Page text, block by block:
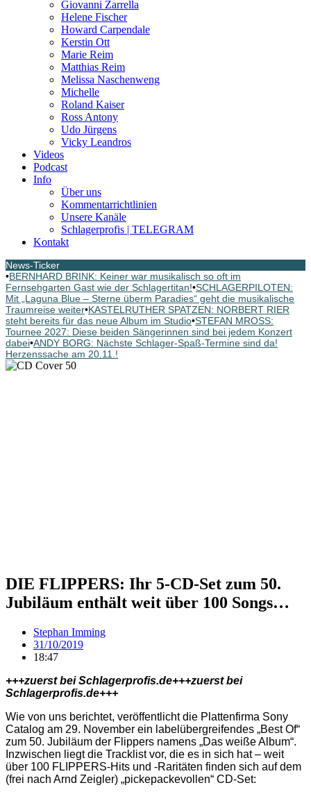
Giovanni Zarrella
Helene Fischer
Howard Carpendale
Kerstin Ott
Marie Reim
Matthias Reim
Melissa Naschenweng
Michelle
Roland Kaiser
Ross Antony
Udo Jürgens
Vicky Leandros
Videos
Podcast
Info
Über uns
Kommentarrichtlinien
Unsere Kanäle
Schlagerprofis | TELEGRAM
Kontakt
News-Ticker
•BERNHARD BRINK: Keiner war musikalisch so oft im
Fernsehgarten Gast wie der Schlagertitan!•SCHLAGERPILOTEN:
Mit „Laguna Blue – Sterne überm Paradies“ geht die musikalische
Traumreise weiter•KASTELRUTHER SPATZEN: NORBERT RIER
steht bereits für das neue Album im Studio•STEFAN MROSS:
Tournee 2027: Diese beiden Sängerinnen sind bei jedem Konzert
dabei•ANDY BORG: Nächste Schlager-Spaß-Termine sind da!
Herzenssache am 20.11.!
DIE FLIPPERS: Ihr 5-CD-Set zum 50.
Jubiläum enthält weit über 100 Songs…
Stephan Imming
31/10/2019
18:47
+++zuerst bei Schlagerprofis.de+++zuerst bei
Schlagerprofis.de+++
Wie von uns berichtet, veröffentlicht die Plattenfirma Sony
Catalog am 29. November ein labelübergreifendes „Best Of“
zum 50. Jubiläum der Flippers namens „Das weiße Album“.
Inzwischen liegt die Tracklist vor, die es in sich hat – weit
über 100 FLIPPERS-Hits und -Raritäten finden sich auf dem
(frei nach Arnd Zeigler) „pickepackevollen“ CD-Set: